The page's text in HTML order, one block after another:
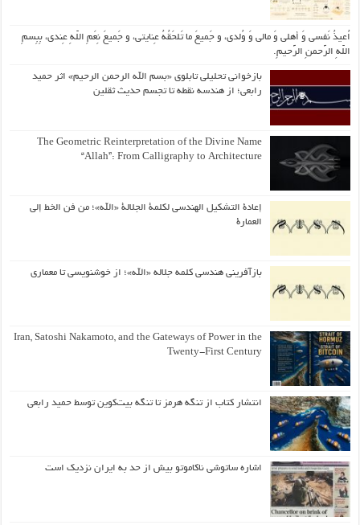
اُعیذُ نَفسی وَ أهلی وَ مالی وَ وُلدی، و جَمیعَ ما تَلحَقُهُ عِنایتی، و جَمیعَ نِعَمِ اللّهِ عِندی، بِبِسمِ
اللّهِ الرَّحمنِ الرَّحیمِ.
بازخوانی تحلیلی تابلوی «بسم الله الرحمن الرحیم» اثر حمید
رابعی؛ از هندسه نقطه تا تجسم حدیث ثقلین
The Geometric Reinterpretation of the Divine Name
“Allah”: From Calligraphy to Architecture
إعادة التشكيل الهندسي لكلمة الجلالة «الله»؛ من فن الخط إلى
العمارة
بازآفرینی هندسی کلمه جلاله «الله»؛ از خوشنویسی تا معماری
Iran, Satoshi Nakamoto, and the Gateways of Power in the
Twenty-First Century
انتشار کتاب از تنگه هرمز تا تنگه بیت‌کوین توسط حمید رابعی
اشاره ساتوشی ناکاموتو بیش از حد به ایران نزدیک است